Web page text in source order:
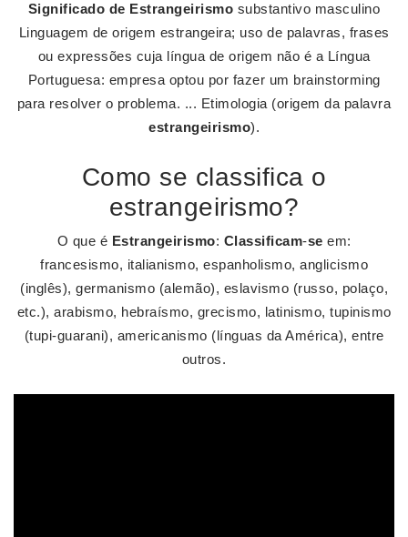
Significado de Estrangeirismo substantivo masculino
Linguagem de origem estrangeira; uso de palavras, frases
ou expressões cuja língua de origem não é a Língua
Portuguesa: empresa optou por fazer um brainstorming
para resolver o problema. ... Etimologia (origem da palavra
estrangeirismo).
Como se classifica o
estrangeirismo?
O que é Estrangeirismo: Classificam-se em:
francesismo, italianismo, espanholismo, anglicismo
(inglês), germanismo (alemão), eslavismo (russo, polaço,
etc.), arabismo, hebraísmo, grecismo, latinismo, tupinismo
(tupi-guarani), americanismo (línguas da América), entre
outros.